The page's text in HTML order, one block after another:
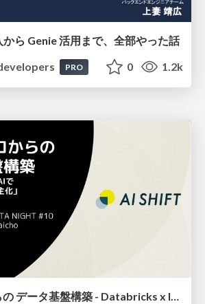
ら Genie 活用まで、全部やった話
PRO 0 1.2k
専任DEゼロからの データ基盤構築 - Databricks x IaC x AIで 進める「データの民主化」-